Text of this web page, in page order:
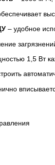
– удобное
1,5 Вт